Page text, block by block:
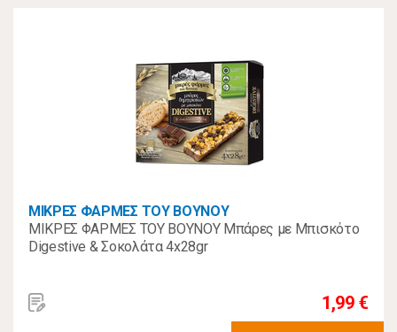
ΜΙΚΡΕΣ ΦΑΡΜΕΣ ΤΟΥ ΒΟΥΝΟΥ
ΜΙΚΡΕΣ ΦΑΡΜΕΣ ΤΟΥ ΒΟΥΝΟΥ Μπάρες με Μπισκότο
Digestive & Σοκολάτα 4x28gr
1,99 €